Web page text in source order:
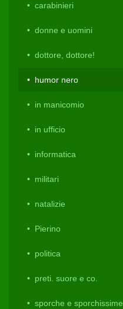
carabinieri
donne e uomini
dottore, dottore!
humor nero
in manicomio
in ufficio
informatica
militari
natalizie
Pierino
politica
preti. suore e co.
sporche e sporchissime